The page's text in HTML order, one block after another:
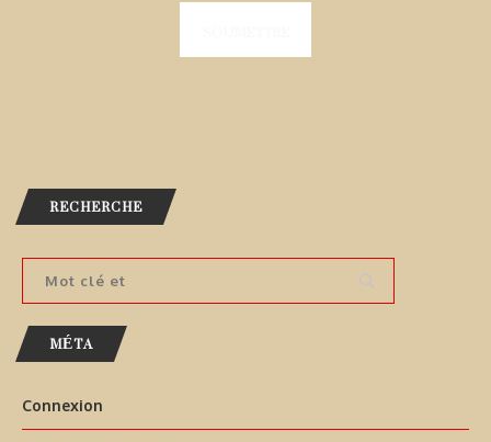
RECHERCHE
MÉTA
Connexion